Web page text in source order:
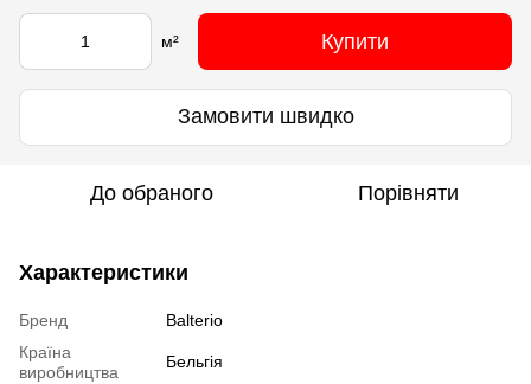
м² Купити
Замовити швидко
До обраного Порівняти
Характеристики
Бренд
Balterio
Країна
виробництва
Бельгія